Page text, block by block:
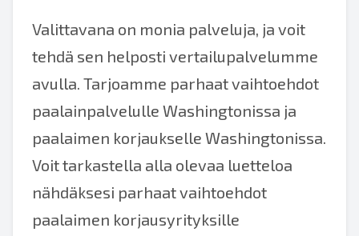
Valittavana on monia palveluja, ja voit
tehdä sen helposti vertailupalvelumme
avulla. Tarjoamme parhaat vaihtoehdot
paalainpalvelulle Washingtonissa ja
paalaimen korjaukselle Washingtonissa.
Voit tarkastella alla olevaa luetteloa
nähdäksesi parhaat vaihtoehdot
paalaimen korjausyrityksille